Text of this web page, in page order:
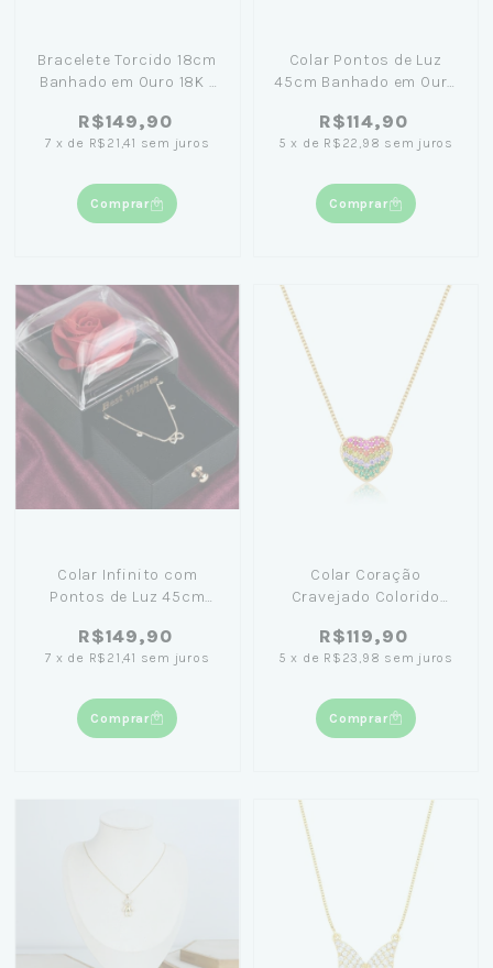
Bracelete Torcido 18cm
Banhado em Ouro 18K -
R$149,90
7 x de R$21,41 sem juros
Comprar
Colar Pontos de Luz
45cm Banhado em Ouro
R$114,90
5 x de R$22,98 sem juros
Comprar
Colar Infinito com
Pontos de Luz 45cm
Caixinha com Flor Preta
R$149,90
7 x de R$21,41 sem juros
Comprar
Colar Coração
Cravejado Colorido
18K
R$119,90
5 x de R$23,98 sem juros
Comprar